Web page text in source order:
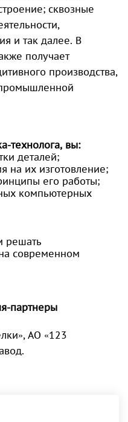
сквозные
и так далее. В
получает
производства,
технолога, вы:
деталей;
на их изготовление;
его работы;
компьютерных
решать
современном
партнеры
АО «123